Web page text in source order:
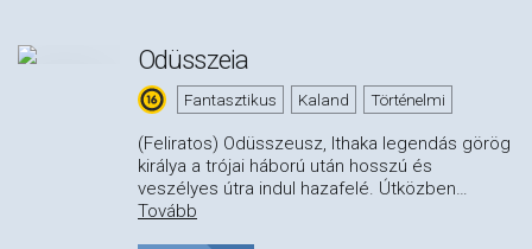
Odüsszeia
Fantasztikus Kaland Történelmi
(Feliratos) Odüsszeusz, Ithaka legendás görög
királya a trójai háború után hosszú és
veszélyes útra indul hazafelé. Útközben…
Tovább